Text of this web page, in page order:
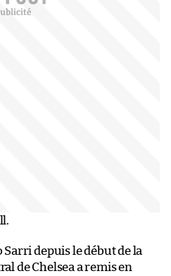
depuis le début de la
de Chelsea a remis en